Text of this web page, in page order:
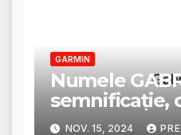
GARMIN
Numele
semnificație,
trăsături și
NOV. 15, 2024